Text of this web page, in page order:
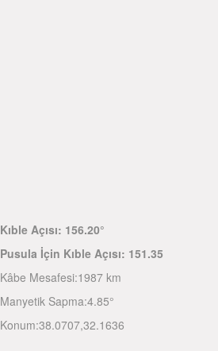
Kıble Açısı: 156.20°
Pusula İçin Kıble Açısı: 151.35
Kâbe Mesafesi:1987 km
Manyetik Sapma:4.85°
Konum:38.0707,32.1636